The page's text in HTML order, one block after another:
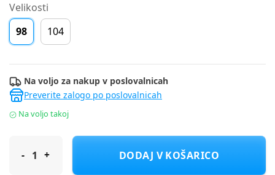
Velikosti
98
104
Na voljo za nakup v poslovalnicah
Preverite zalogo po poslovalnicah
Na voljo takoj
Lucky Kiddo tunika DR LK-KGTU LS 2_22_9 D Bela 98
DODAJ V KOŠARICO